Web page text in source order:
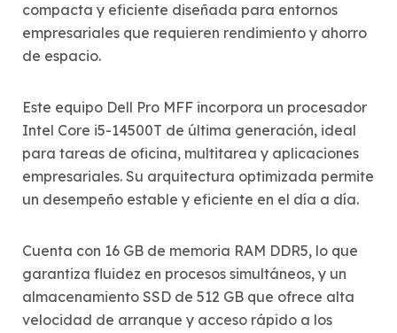
compacta y eficiente diseñada para entornos
empresariales que requieren rendimiento y ahorro
de espacio.
Este equipo Dell Pro MFF incorpora un procesador
Intel Core i5-14500T de última generación, ideal
para tareas de oficina, multitarea y aplicaciones
empresariales. Su arquitectura optimizada permite
un desempeño estable y eficiente en el día a día.
Cuenta con 16 GB de memoria RAM DDR5, lo que
garantiza fluidez en procesos simultáneos, y un
almacenamiento SSD de 512 GB que ofrece alta
velocidad de arranque y acceso rápido a los